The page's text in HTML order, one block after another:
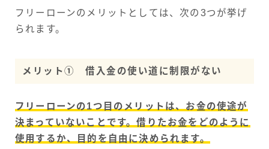
フリーローンのメリットとしては、次の3つが挙げ
られます。
メリット① 借入金の使い道に制限がない
フリーローンの1つ目のメリットは、お金の使途が
決まっていないことです。借りたお金をどのように
使用するか、目的を自由に決められます。